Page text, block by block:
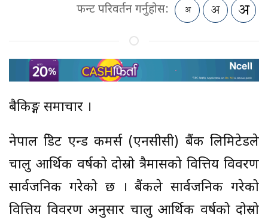
फन्ट परिवर्तन गर्नुहोस:
बैकिङ्ग समाचार ।
नेपाल क्रेडिट एन्ड कमर्स (एनसीसी) बैंक लिमिटेडले
चालु आर्थिक वर्षको दोस्रो त्रैमासको वित्तिय विवरण
सार्वजनिक गरेको छ । बैंकले सार्वजनिक गरेको
वित्तिय विवरण अनुसार चालु आर्थिक वर्षको दोस्रो